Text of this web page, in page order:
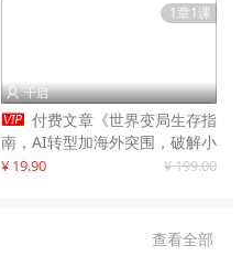
1章1课
 千启
 付费文章《世界变局生存指
南，AI转型加海外突围，破解小
城市生存陷阱》
¥ 19.90 ¥ 199.00
查看全部